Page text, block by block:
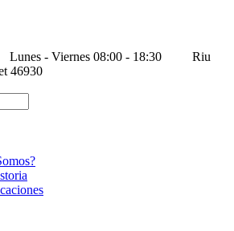
Lunes - Viernes 08:00 - 18:30
Riu
46930